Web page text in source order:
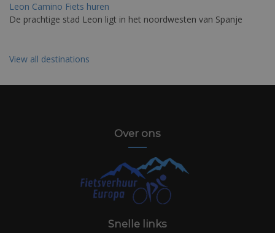
Leon Camino Fiets huren
De prachtige stad Leon ligt in het noordwesten van Spanje
View all destinations
Over ons
Snelle links